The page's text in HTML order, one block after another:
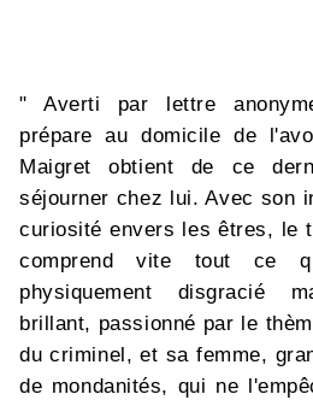
" Averti par lettre
prépare au domicile de
Maigret obtient de ce
séjourner chez lui. Avec son
curiosité envers les êtres, le
comprend vite tout ce
physiquement disgracié
brillant, passionné par le
du criminel, et sa femme,
de mondanités, qui ne